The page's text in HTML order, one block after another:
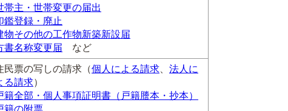
帯主・世帯変更の届出
鑑登録・廃止
物その他の工作物新築新設届
書名称変更届 など
民票の写しの請求（個人による請求
法人に
る請求）
籍全部・個人事項証明書（戸籍謄本・抄本）
籍の附票